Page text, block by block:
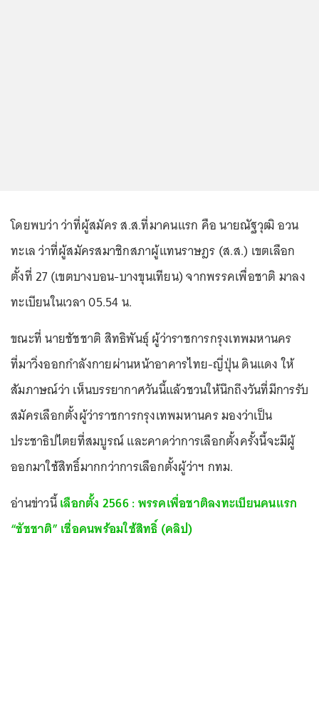
โดยพบว่า ว่าที่ผู้สมัคร ส.ส.ที่มาคนแรก คือ นายณัฐวุฒิ อวน
ทะเล ว่าที่ผู้สมัครสมาชิกสภาผู้แทนราษฎร (ส.ส.) เขตเลือก
ตั้งที่ 27 (เขตบางบอน-บางขุนเทียน) จากพรรคเพื่อชาติ มาลง
ทะเบียนในเวลา 05.54 น.
ขณะที่ นายชัชชาติ สิทธิพันธุ์ ผู้ว่าราชการกรุงเทพมหานคร
ที่มาวิ่งออกกำลังกายผ่านหน้าอาคารไทย-ญี่ปุ่น ดินแดง ให้
สัมภาษณ์ว่า เห็นบรรยากาศวันนี้แล้วชวนให้นึกถึงวันที่มีการรับ
สมัครเลือกตั้งผู้ว่าราชการกรุงเทพมหานคร มองว่าเป็น
ประชาธิปไตยที่สมบูรณ์ และคาดว่าการเลือกตั้งครั้งนี้จะมีผู้
ออกมาใช้สิทธิ์มากกว่าการเลือกตั้งผู้ว่าฯ กทม.
อ่านข่าวนี้เลือกตั้ง 2566 : พรรคเพื่อชาติลงทะเบียนคนแรก
“ชัชชาติ” เชื่อคนพร้อมใช้สิทธิ์ (คลิป)